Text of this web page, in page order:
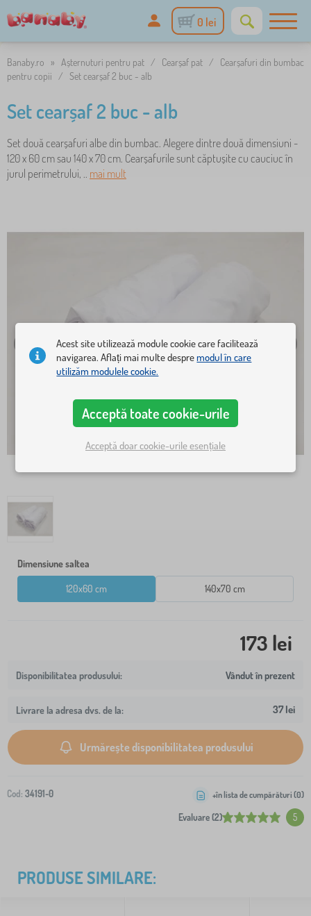
0 lei
Banaby.ro » Așternuturi pentru pat / Cearșaf pat /
Cearșafuri din bumbac
pentru copii
/ Set cearșaf 2 buc - alb
Set cearșaf 2 buc - alb
Set două cearșafuri albe din bumbac. Alegere dintre două dimensiuni -
120 x 60 cm sau 140 x 70 cm. Cearșafurile sunt căptușite cu cauciuc în
jurul perimetrului, .. mai mult
Dimensiune saltea
120x60 cm 140x70 cm
173 lei
Vândut în prezent
Livrare la adresa dvs. de la: 37 lei
Urmărește disponibilitatea produsului
Cod: 34191-0
Evaluare (2) 5
+în lista de cumpărături (0)
PRODUSE SIMILARE:
Acest site utilizează module cookie care facilitează
navigarea. Aflați mai multe despremodul în care
utilizăm modulele cookie.
Acceptă toate cookie-urile
Acceptă doar cookie-urile esențiale